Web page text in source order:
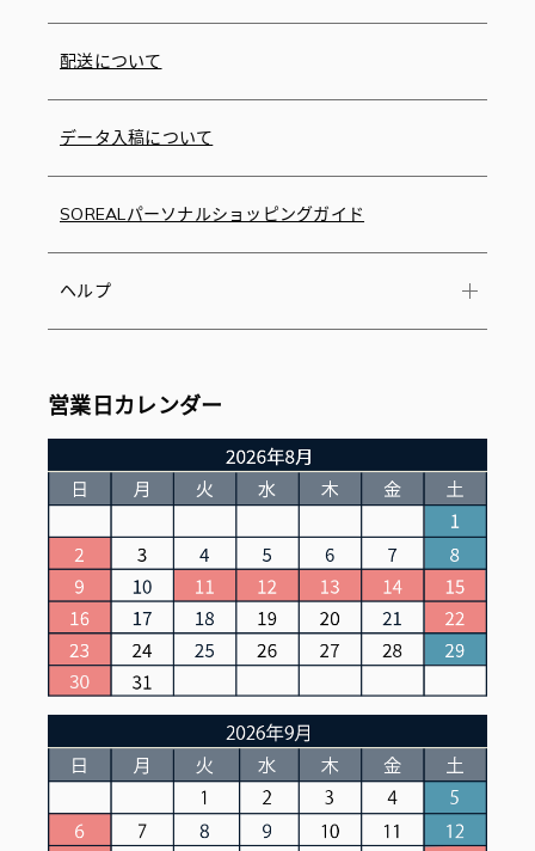
配送について
データ入稿について
SOREALパーソナルショッピングガイド
ヘルプ
営業日カレンダー